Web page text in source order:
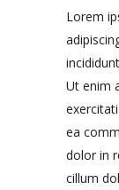
Lorem
Ut enim
ea
dolor in
cillum